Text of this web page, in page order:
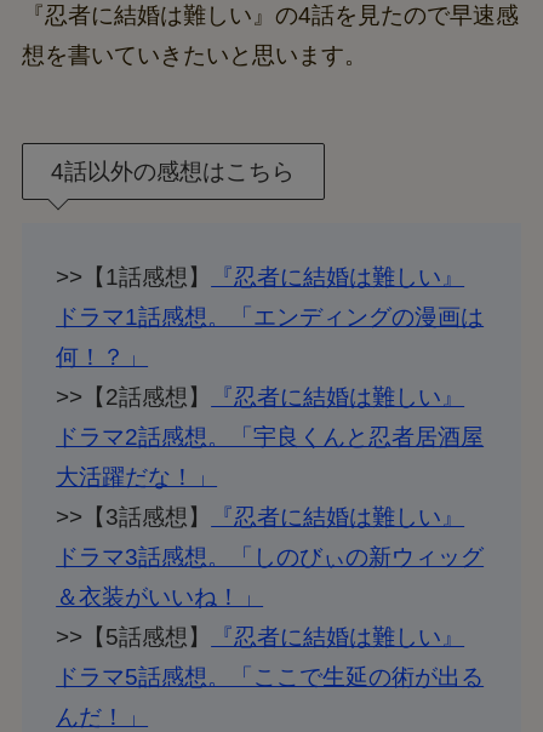
『忍者に結婚は難しい』の4話を見たので早速感
想を書いていきたいと思います。
4話以外の感想はこちら
>>【1話感想】
『忍者に結婚は難しい』
ドラマ1話感想。「エンディングの漫画は
何！？」
>>【2話感想】
『忍者に結婚は難しい』
ドラマ2話感想。「宇良くんと忍者居酒屋
大活躍だな！」
>>【3話感想】
『忍者に結婚は難しい』
ドラマ3話感想。「しのびぃの新ウィッグ
＆衣装がいいね！」
>>【5話感想】
『忍者に結婚は難しい』
ドラマ5話感想。「ここで生延の術が出る
んだ！」